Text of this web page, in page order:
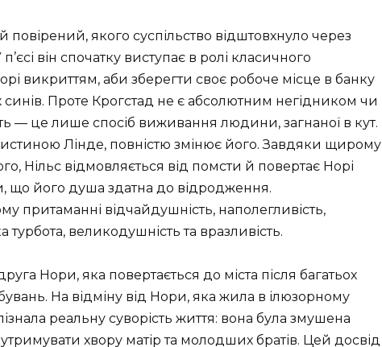
якого суспільство відштовхнуло через
він спочатку виступає в ролі класичного
викриттям, аби зберегти своє робоче місце в банку
синів. Проте Крогстад не є абсолютним негідником чи
— це лише спосіб виживання людини, загнаної в кут.
Лінде, повністю змінює його. Завдяки щирому
Нільс відмовляється від помсти й повертає Норі
що його душа здатна до відродження.
притаманні відчайдушність, наполегливість,
турбота, великодушність та вразливість.
Нори, яка повертається до міста після багатьох
На відміну від Нори, яка жила в ілюзорному
реальну суворість життя: вона була змушена
хвору матір та молодших братів. Цей досвід